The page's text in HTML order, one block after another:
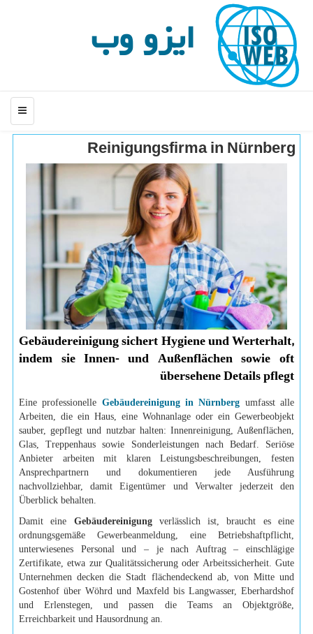
ایزو وب
منو
Reinigungsfirma in Nürnberg
Gebäudereinigung sichert Hygiene und Werterhalt,
indem sie Innen- und Außenflächen sowie oft
übersehene Details pflegt
Eine professionelle Gebäudereinigung in Nürnberg umfasst alle
Arbeiten, die ein Haus, eine Wohnanlage oder ein Gewerbeobjekt
sauber, gepflegt und nutzbar halten: Innenreinigung, Außenflächen,
Glas, Treppenhaus sowie Sonderleistungen nach Bedarf. Seriöse
Anbieter arbeiten mit klaren Leistungsbeschreibungen, festen
Ansprechpartnern und dokumentieren jede Ausführung
nachvollziehbar, damit Eigentümer und Verwalter jederzeit den
Überblick behalten.
Damit eine Gebäudereinigung verlässlich ist, braucht es eine
ordnungsgemäße Gewerbeanmeldung, eine Betriebshaftpflicht,
unterwiesenes Personal und – je nach Auftrag – einschlägige
Zertifikate, etwa zur Qualitätssicherung oder Arbeitssicherheit. Gute
Unternehmen decken die Stadt flächendeckend ab, von Mitte und
Gostenhof über Wöhrd und Maxfeld bis Langwasser, Eberhardshof
und Erlenstegen, und passen die Teams an Objektgröße,
Erreichbarkeit und Hausordnung an.